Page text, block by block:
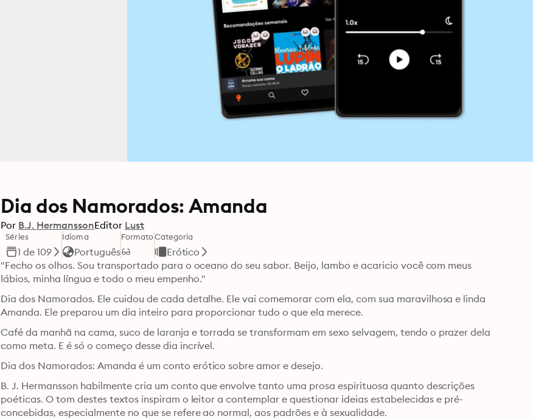
Dia dos Namorados: Amanda
Por B.J. HermanssonEditor Lust
Séries
1 de 109
Idioma
Português
FormatoCategoria
Erótico
"Fecho os olhos. Sou transportado para o oceano do seu sabor. Beijo, lambo e acaricio você com meus
Dia dos Namorados. Ele cuidou de cada detalhe. Ele vai comemorar com ela, com sua maravilhosa e linda
Café da manhã na cama, suco de laranja e torrada se transformam em sexo selvagem, tendo o prazer dela
B. J. Hermansson habilmente cria um conto que envolve tanto uma prosa espirituosa quanto descrições
poéticas. O tom destes textos inspiram o leitor a contemplar e questionar ideias estabelecidas e pré-
concebidas, especialmente no que se refere ao normal, aos padrões e à sexualidade.